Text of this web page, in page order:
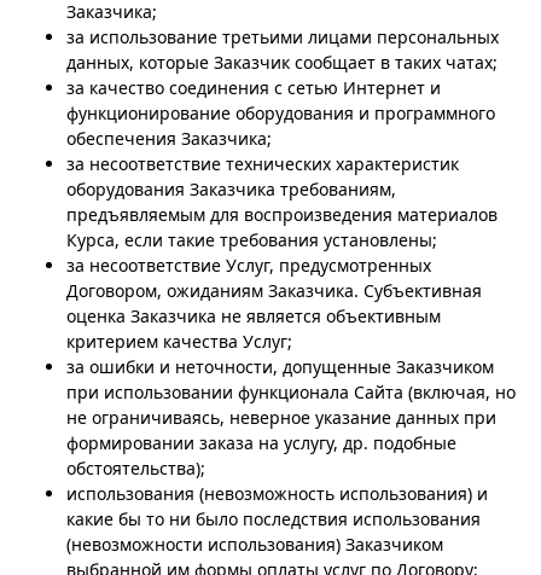
Заказчика;
за использование третьими лицами персональных
данных, которые Заказчик сообщает в таких чатах;
за качество соединения с сетью Интернет и
функционирование оборудования и программного
обеспечения Заказчика;
за несоответствие технических характеристик
оборудования Заказчика требованиям,
предъявляемым для воспроизведения материалов
Курса, если такие требования установлены;
за несоответствие Услуг, предусмотренных
Договором, ожиданиям Заказчика. Субъективная
оценка Заказчика не является объективным
критерием качества Услуг;
за ошибки и неточности, допущенные Заказчиком
при использовании функционала Сайта (включая, но
не ограничиваясь, неверное указание данных при
формировании заказа на услугу, др. подобные
обстоятельства);
использования (невозможность использования) и
какие бы то ни было последствия использования
(невозможности использования) Заказчиком
выбранной им формы оплаты услуг по Договору;